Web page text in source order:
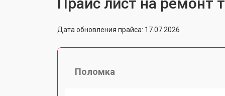
Дата обновления прайса: 17.07.2026
Поломка